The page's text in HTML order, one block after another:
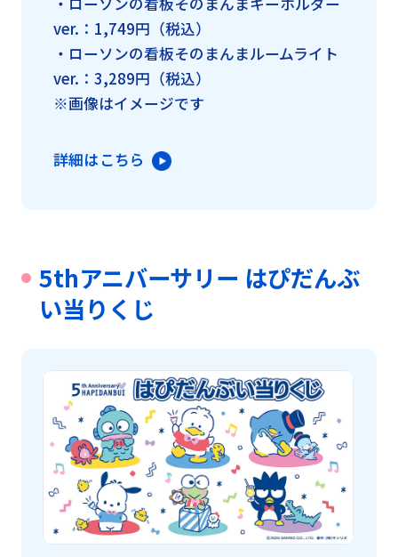
ver.：1,749円（税込）
・ローソンの看板そのまんまルームライト
ver.：3,289円（税込）
※画像はイメージです
詳細はこちら
5thアニバーサリー はぴだんぶ
い当りくじ